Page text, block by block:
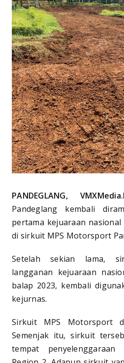
PANDEGLANG,
Pandeglang kembali
pertama kejuaraan nasional
di sirkuit MPS Motorsport
Setelah sekian lama,
langganan kejuaraan
balap 2023, kembali
kejurnas.
Sirkuit MPS Motorsport
Semenjak itu, sirkuit
tempat penyelenggaraan